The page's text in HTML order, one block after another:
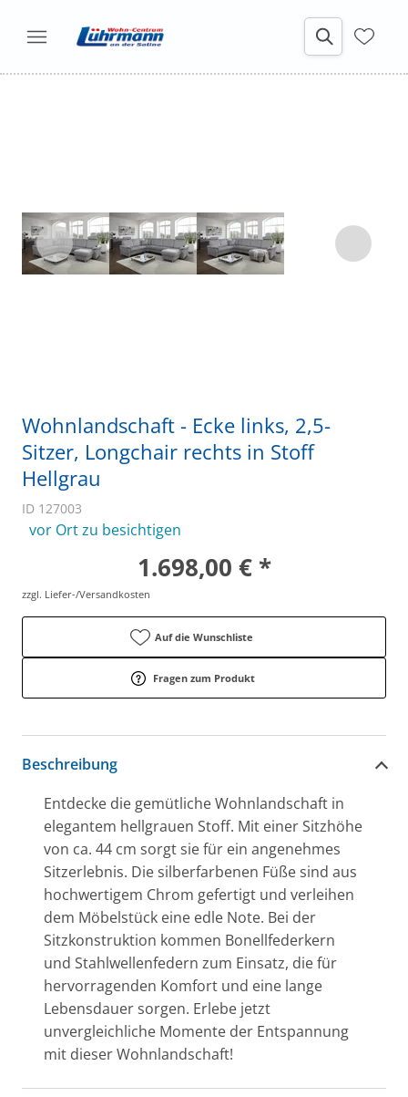
Wohnlandschaft - Ecke links, 2,5-
Sitzer, Longchair rechts in Stoff
Hellgrau
ID 127003
vor Ort zu besichtigen
1.698,00 € *
zzgl. Liefer-/Versandkosten
Auf die Wunschliste
Fragen zum Produkt
Beschreibung
Entdecke die gemütliche Wohnlandschaft in
elegantem hellgrauen Stoff. Mit einer Sitzhöhe
von ca. 44 cm sorgt sie für ein angenehmes
Sitzerlebnis. Die silberfarbenen Füße sind aus
hochwertigem Chrom gefertigt und verleihen
dem Möbelstück eine edle Note. Bei der
Sitzkonstruktion kommen Bonellfederkern
und Stahlwellenfedern zum Einsatz, die für
hervorragenden Komfort und eine lange
Lebensdauer sorgen. Erlebe jetzt
unvergleichliche Momente der Entspannung
mit dieser Wohnlandschaft!